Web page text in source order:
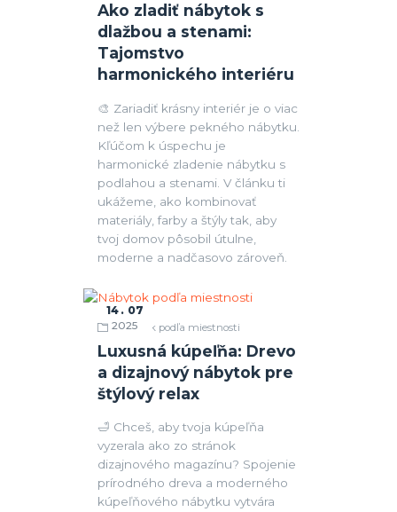
Ako zladiť nábytok s
dlažbou a stenami:
Tajomstvo
harmonického interiéru
🎨 Zariadiť krásny interiér je o viac
než len výbere pekného nábytku.
Kľúčom k úspechu je
harmonické zladenie nábytku s
podlahou a stenami. V článku ti
ukážeme, ako kombinovať
materiály, farby a štýly tak, aby
tvoj domov pôsobil útulne,
moderne a nadčasovo zároveň.
Luxusná kúpeľňa: Drevo
a dizajnový nábytok pre
štýlový relax
14
07
2025
Nábytok podľa miestnosti
🛁 Chceš, aby tvoja kúpeľňa
vyzerala ako zo stránok
dizajnového magazínu? Spojenie
prírodného dreva a moderného
kúpeľňového nábytku vytvára